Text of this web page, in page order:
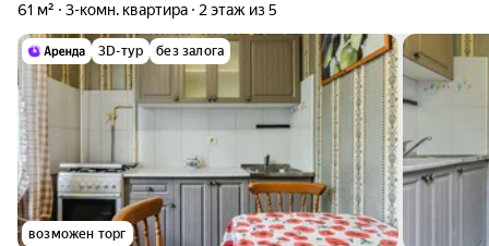
61 м² 3-комн. квартира 2 этаж из 5
3D-тур без залога
возможен торг